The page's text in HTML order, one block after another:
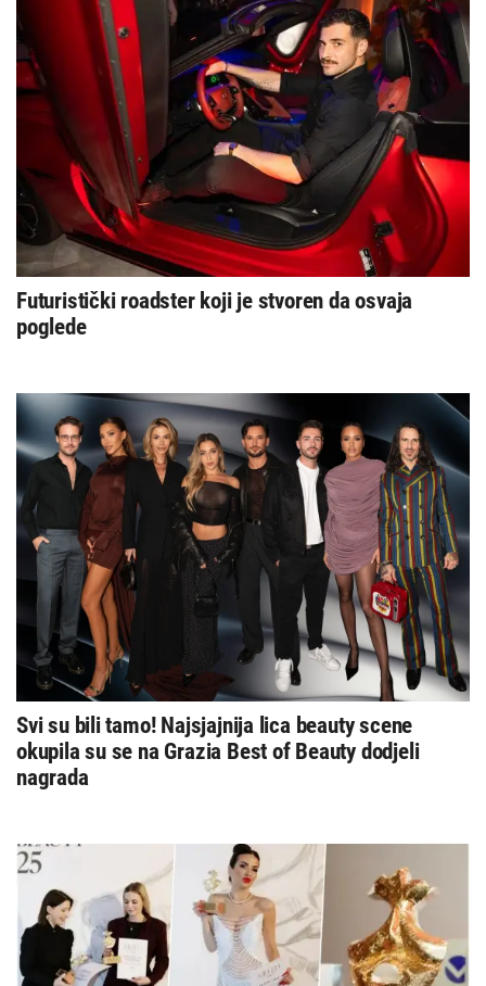
Futuristički roadster koji je stvoren da osvaja
poglede
Svi su bili tamo! Najsjajnija lica beauty scene
okupila su se na Grazia Best of Beauty dodjeli
nagrada